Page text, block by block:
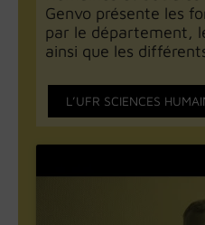
Genvo présente les
par le département,
ainsi que les
L’UFR SCIENCES